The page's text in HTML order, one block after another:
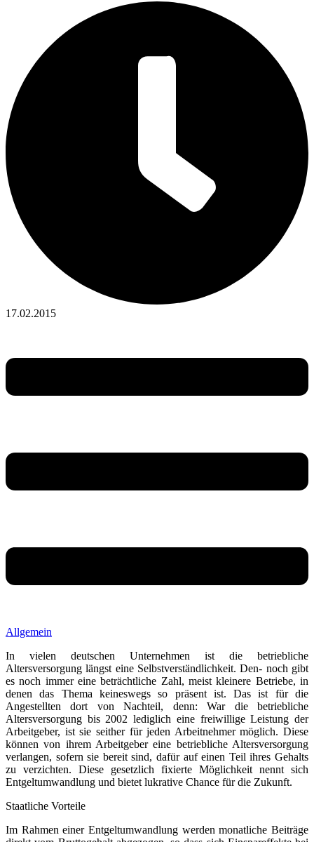
17.02.2015
Allgemein
In vielen deutschen Unternehmen ist die betriebliche
Altersversorgung längst eine Selbstverständlichkeit. Den- noch gibt
es noch immer eine beträchtliche Zahl, meist kleinere Betriebe, in
denen das Thema keineswegs so präsent ist. Das ist für die
Angestellten dort von Nachteil, denn: War die betriebliche
Altersversorgung bis 2002 lediglich eine freiwillige Leistung der
Arbeitgeber, ist sie seither für jeden Arbeitnehmer möglich. Diese
können von ihrem Arbeitgeber eine betriebliche Altersversorgung
verlangen, sofern sie bereit sind, dafür auf einen Teil ihres Gehalts
zu verzichten. Diese gesetzlich fixierte Möglichkeit nennt sich
Entgeltumwandlung und bietet lukrative Chance für die Zukunft.
Staatliche Vorteile
Im Rahmen einer Entgeltumwandlung werden monatliche Beiträge